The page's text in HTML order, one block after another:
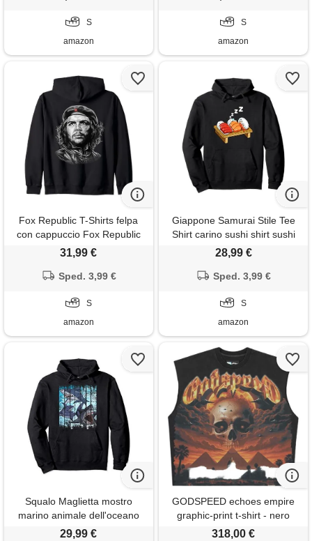
S
amazon
S
amazon
Fox Republic T-Shirts felpa
con cappuccio Fox Republic
T-Shirts unisex adulto nero
disegnato a mano
31,99 €
Sped. 3,99 €
S
amazon
Giappone Samurai Stile Tee
Shirt carino sushi shirt sushi
shirt giapponese sashimi hug
28,99 €
Sped. 3,99 €
S
amazon
Squalo Maglietta mostro
marino animale dell'oceano
retro squalo felpa con
29,99 €
GODSPEED echoes empire
graphic-print t-shirt - nero
318,00 €